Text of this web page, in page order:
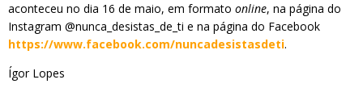
aconteceu no dia 16 de maio, em formato online, na página do
Instagram @nunca_desistas_de_ti e na página do Facebook
https://www.facebook.com/nuncadesistasdeti.
Ígor Lopes